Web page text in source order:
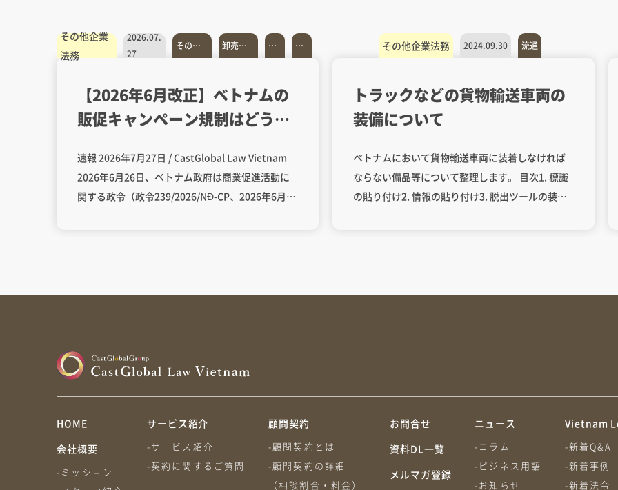
その他企業
法務
2026.07.
27
その他
卸売・
流
広
【2026年6月改正】ベトナムの
販促キャンペーン規制はどう変
CP
速報 2026年7月27日 / CastGlobal Law Vietnam
2026年6月26日、ベトナム政府は商業促進活動に
関する政令（政令239/2026/NĐ-CP、2026年6月26
81/2018/NĐ-CPの一部改正政令（政令
促の年間120日制限の廃止、優良顧客プログラムの
通知義務除外など緩和色の強い内容ですが、経過
します。 目次1. 政令239の位置づけ－経過措置な
しの即日施行2. 改正の全体像（政令81 → 政令128
→ 政令239）3. 販促対象・販促用品目の再編（政
令239第1条）販促禁止となる医薬品の範囲が「処
その他企業法務 2024.09.30 流通
トラックなどの貨物輸送車両の
装備について
ベトナムにおいて貨物輸送車両に装着しなければ
ならない備品等について整理します。 目次1. 標識
の貼り付け2. 情報の貼り付け3. 脱出ツールの装備
体的には以下の通りです（政令10/2020/NĐ-CP第9
BGTVTの付録No.15（コンテナトラック）、付録
No.16（トラック）、および付録No.17（フルトレ
ーラー、セミトレーラー）に規定されています。
（通達12/2020/TT-BGTVT第46条6項） 貨物輸送
HOME
会社概要
-ミッション
サービス紹介
-サービス紹介
-契約に関するご質問
顧問契約
-顧問契約とは
-顧問契約の詳細
（相談割合・料金）
お問合せ
資料DL一覧
メルマガ登録
ニュース
-コラム
-ビジネス用語
-お知らせ
Vietnam
-新着Q&A
-新着事例
-新着法令